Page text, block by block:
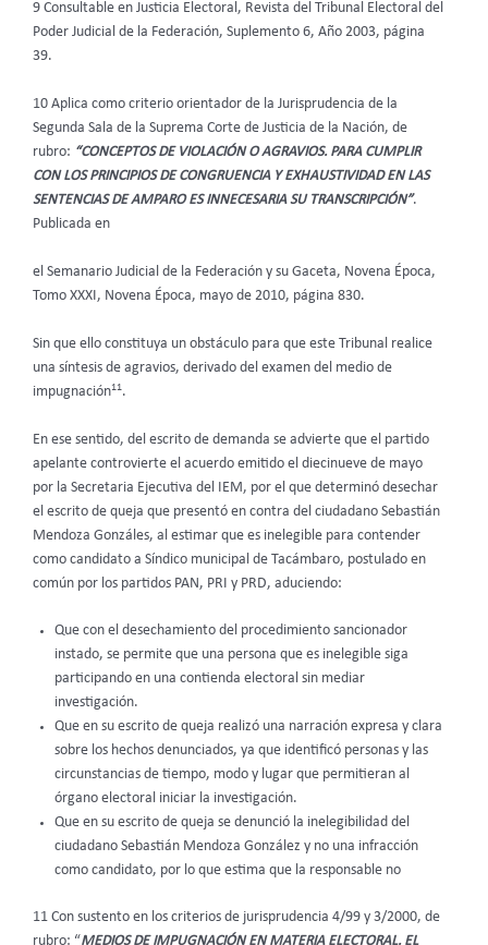
9 Consultable en Justicia Electoral, Revista del Tribunal Electoral del
Poder Judicial de la Federación, Suplemento 6, Año 2003, página
39.
10 Aplica como criterio orientador de la Jurisprudencia de la
Segunda Sala de la Suprema Corte de Justicia de la Nación, de
rubro: “CONCEPTOS DE VIOLACIÓN O AGRAVIOS. PARA CUMPLIR
CON LOS PRINCIPIOS DE CONGRUENCIA Y EXHAUSTIVIDAD EN LAS
SENTENCIAS DE AMPARO ES INNECESARIA SU TRANSCRIPCIÓN”.
Publicada en
el Semanario Judicial de la Federación y su Gaceta, Novena Época,
Tomo XXXI, Novena Época, mayo de 2010, página 830.
Sin que ello constituya un obstáculo para que este Tribunal realice
una síntesis de agravios, derivado del examen del medio de
impugnación11.
En ese sentido, del escrito de demanda se advierte que el partido
apelante controvierte el acuerdo emitido el diecinueve de mayo
por la Secretaria Ejecutiva del IEM, por el que determinó desechar
el escrito de queja que presentó en contra del ciudadano Sebastián
Mendoza Gonzáles, al estimar que es inelegible para contender
como candidato a Síndico municipal de Tacámbaro, postulado en
común por los partidos PAN, PRI y PRD, aduciendo:
Que con el desechamiento del procedimiento sancionador
instado, se permite que una persona que es inelegible siga
participando en una contienda electoral sin mediar
investigación.
Que en su escrito de queja realizó una narración expresa y clara
sobre los hechos denunciados, ya que identificó personas y las
circunstancias de tiempo, modo y lugar que permitieran al
órgano electoral iniciar la investigación.
Que en su escrito de queja se denunció la inelegibilidad del
ciudadano Sebastián Mendoza González y no una infracción
como candidato, por lo que estima que la responsable no
11 Con sustento en los criterios de jurisprudencia 4/99 y 3/2000, de
rubro: “MEDIOS DE IMPUGNACIÓN EN MATERIA ELECTORAL. EL